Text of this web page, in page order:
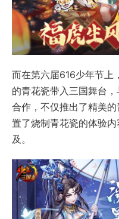
而在第六届616少年节上
的青花瓷带入三国舞台
合作，不仅推出了精美
置了烧制青花瓷的体验
及。